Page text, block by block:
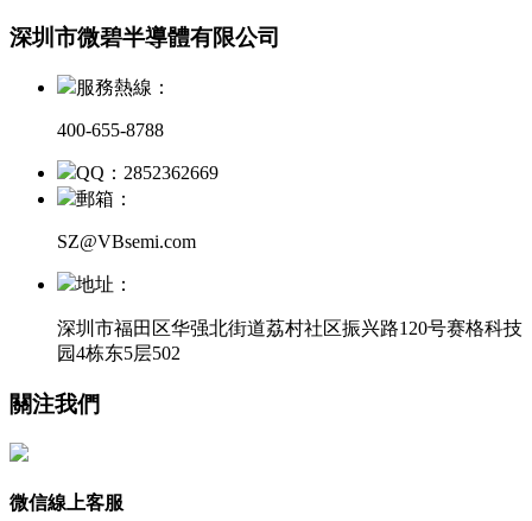
深圳市微碧半導體有限公司
服務熱線：
400-655-8788
QQ：2852362669
郵箱：
SZ@VBsemi.com
地址：
深圳市福田区华强北街道荔村社区振兴路120号赛格科技
园4栋东5层502
關注我們
微信線上客服